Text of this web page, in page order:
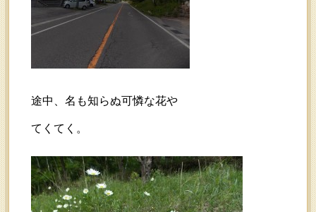
途中、名も知らぬ可憐な花や
てくてく。